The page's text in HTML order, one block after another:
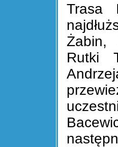
Trasa
Żabin,
Rutki